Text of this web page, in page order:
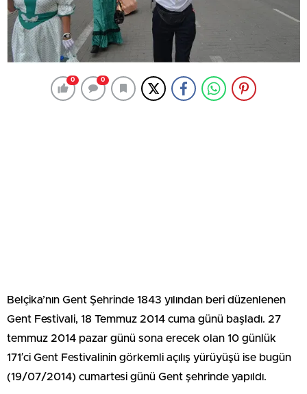
0 0
Belçika’nın Gent Şehrinde 1843 yılından beri düzenlenen
Gent Festivali, 18 Temmuz 2014 cuma günü başladı. 27
temmuz 2014 pazar günü sona erecek olan 10 günlük
171′ci Gent Festivalinin görkemli açılış yürüyüşü ise bugün
(19/07/2014) cumartesi günü Gent şehrinde yapıldı.